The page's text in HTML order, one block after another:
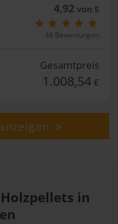
4,92von 5
48 Bewertungen
Gesamtpreis
1.008,54 €
in